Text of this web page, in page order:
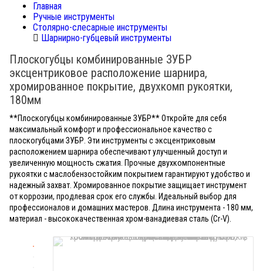
Главная
Ручные инструменты
Столярно-слесарные инструменты
Шарнирно-губцевый инструменты
Плоскогубцы комбинированные ЗУБР
эксцентриковое расположение шарнира,
хромированное покрытие, двухкомп рукоятки,
180мм
**Плоскогубцы комбинированные ЗУБР** Откройте для себя
максимальный комфорт и профессиональное качество с
плоскогубцами ЗУБР. Эти инструменты с эксцентриковым
расположением шарнира обеспечивают улучшенный доступ и
увеличенную мощность сжатия. Прочные двухкомпонентные
рукоятки с маслобензостойким покрытием гарантируют удобство и
надежный захват. Хромированное покрытие защищает инструмент
от коррозии, продлевая срок его службы. Идеальный выбор для
профессионалов и домашних мастеров. Длина инструмента - 180 мм,
материал - высококачественная хром-ванадиевая сталь (Cr-V).